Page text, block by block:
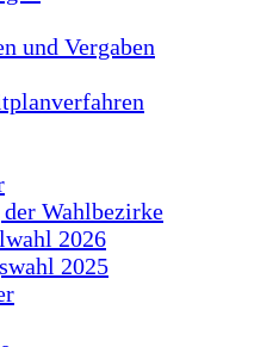
und Vergaben
Wahlbezirke
2026
2025